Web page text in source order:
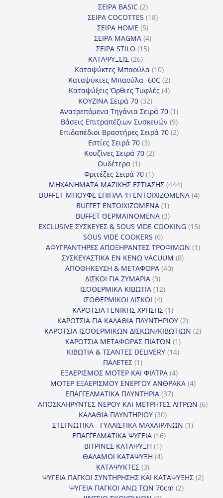
ΣΕΙΡΑ BASIC 22
προϊόντα
ΣΕΙΡΑ COCOTTES 1818
ΣΕΙΡΑ HOME 55
προϊόντα
ΣΕΙΡΑ MAGMA 44
προϊόντα
ΣΕΙΡΑ STILO 1515
ΚΑΤΑΨΥΞΕΙΣ 2626
προϊόντα
Καταψύκτες Μπαούλα 1010
προϊόντα
Καταψύκτες Μπαούλα -60C 22
προϊόντα
Καταψύξεις Όρθιες Τυφλές 44
ΚΟΥΖΙΝΑ Σειρά 70 3232
προϊόντα
Ανατρεπόμενα Τηγάνια Σειρά 70 11
προϊόν
Βάσεις Επιτραπέζιων Συσκευών 99
προϊόντα
Επιδαπέδιοι Βραστήρες Σειρά 70 22
Εστίες Σειρά 70 33
προϊόντα
Κουζίνες Σειρά 70 22
Ουδέτερα 11
προϊόν
Φριτέζες Σειρά 70 11
προϊόν
ΜΗΧΑΝΗΜΑΤΑ ΜΑΖΙΚΗΣ ΕΣΤΙΑΣΗΣ 444444
προϊόντα
BUFFET-ΜΠΟΥΦΕ ΕΠΙΠΛΑ 'Η ΕΝΤΟΙΧΙΖΟΜΕΝΑ 44
BUFFET ΕΝΤΟΙΧΙΖΟΜΕΝΑ 11
προϊόν
BUFFET ΘΕΡΜΑΙΝΟΜΕΝΑ 33
προϊόντα
EXCLUSIVE ΣΥΣΚΕΥΕΣ & SOUS VIDE COOKING 1515
SOUS VIDE COOKERS 66
προϊόντα
ΑΦΥΓΡΑΝΤΗΡΕΣ ΑΠΟΞΗΡΑΝΤΕΣ ΤΡΟΦΙΜΩΝ 11
ΣΥΣΚΕΥΑΣΤΙΚΑ ΕΝ ΚΕΝΩ VACUUM 88
ΑΠΟΘΗΚΕΥΣΗ & ΜΕΤΑΦΟΡΑ 4040
ΔΙΣΚΟΙ ΓΙΑ ΖΥΜΑΡΙΑ 33
προϊόντα
ΙΣΟΘΕΡΜΙΚΑ ΚΙΒΩΤΙΑ 1212
ΙΣΟΘΕΡΜΙΚΟΙ ΔΙΣΚΟΙ 44
προϊόντα
ΚΑΡΟΤΣΙΑ ΓΕΝΙΚΗΣ ΧΡΗΣΗΣ 11
προϊόν
ΚΑΡΟΤΣΙΑ ΓΙΑ ΚΑΛΑΘΙΑ ΠΛΥΝΤΗΡΙΟΥ 22
προϊόντα
ΚΑΡΟΤΣΙΑ ΙΣΟΘΕΡΜΙΚΩΝ ΔΙΣΚΩΝ/ΚΙΒΩΤΙΩΝ 22
ΚΑΡΟΤΣΙΑ ΜΕΤΑΦΟΡΑΣ ΠΙΑΤΩΝ 11
προϊόν
ΚΙΒΩΤΙΑ & ΤΣΑΝΤΕΣ DELIVERY 1414
ΠΑΛΕΤΕΣ 11
προϊόν
ΕΞΑΕΡΙΣΜΟΣ ΜΟΤΕΡ ΚΑΙ ΦΙΛΤΡΑ 44
προϊόντα
ΜΟΤΕΡ ΕΞΑΕΡΙΣΜΟΥ ΕΝΕΡΓΟΥ ΑΝΘΡΑΚΑ 44
ΕΠΑΓΓΕΛΜΑΤΙΚΑ ΠΛΥΝΤΗΡΙΑ 3737
προϊόντα
ΑΠΟΣΚΛΗΡΥΝΤΕΣ ΝΕΡΟΥ ΚΑΙ ΜΕΤΡΗΤΕΣ ΛΙΤΡΩΝ 66
ΚΑΛΑΘΙΑ ΠΛΥΝΤΗΡΙΟΥ 3030
προϊόντα
ΣΤΕΓΝΩΤΙΚΑ - ΓΥΑΛΙΣΤΙΚΑ ΜΑΧΑΙΡ/ΝΩΝ 11
ΕΠΑΓΓΕΛΜΑΤΙΚΑ ΨΥΓΕΙΑ 1616
ΒΙΤΡΙΝΕΣ ΚΑΤΑΨΥΞΗ 11
προϊόν
ΘΑΛΑΜΟΙ ΚΑΤΑΨΥΞΗ 44
ΚΑΤΑΨΥΚΤΕΣ 33
προϊόντα
ΨΥΓΕΙΑ ΠΑΓΚΟΙ ΣΥΝΤΗΡΗΣΗΣ ΚΑΙ ΚΑΤΑΨΥΞΗΣ 22
ΨΥΓΕΙΑ ΠΑΓΚΟΙ ΑΝΩ ΤΩΝ 70cm 22